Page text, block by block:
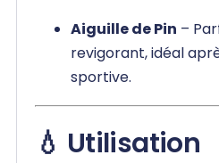
Aiguille de Pin –
revigorant, idéal
sportive.
💧 Utilisation